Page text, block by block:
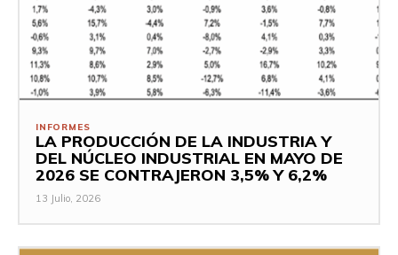
INFORMES
LA PRODUCCIÓN DE LA INDUSTRIA Y
DEL NÚCLEO INDUSTRIAL EN MAYO DE
2026 SE CONTRAJERON 3,5% Y 6,2%
13 Julio, 2026